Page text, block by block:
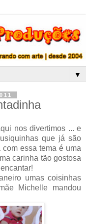
▼
nos divertimos ... e
que já são
essa tema é uma
carinha tão gostosa
umas coisinhas
Michelle mandou